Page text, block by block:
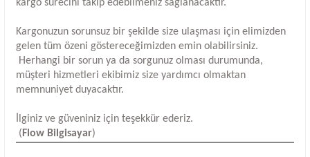
kargo sürecini takip edebilmeniz sağlanacaktır.
Kargonuzun sorunsuz bir şekilde size ulaşması için elimizden
gelen tüm özeni göstereceğimizden emin olabilirsiniz.
Herhangi bir sorun ya da sorgunuz olması durumunda,
müşteri hizmetleri ekibimiz size yardımcı olmaktan
memnuniyet duyacaktır.
İlginiz ve güveniniz için teşekkür ederiz.
( Flow Bilgisayar)